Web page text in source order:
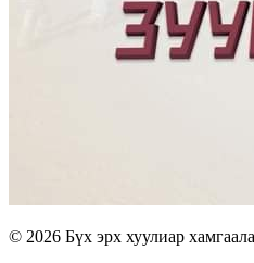
© 2026 Бүх эрх хуулиар